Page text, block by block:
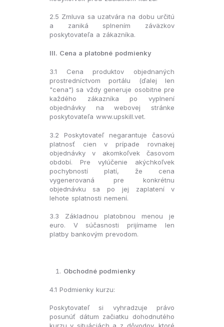
2.5 Zmluva sa uzatvára na dobu určitú
a zaniká splnením záväzkov
poskytovateľa a zákazníka.
III. Cena a platobné podmienky
3.1 Cena produktov objednaných
prostredníctvom portálu (ďalej len
"cena") sa vždy generuje osobitne pre
každého zákazníka po vyplnení
objednávky na webovej stránke
poskytovateľa www.upskill.vet.
3.2 Poskytovateľ negarantuje časovú
platnosť cien v prípade rovnakej
objednávky v akomkoľvek časovom
období. Pre vylúčenie akýchkoľvek
pochybností platí, že cena
vygenerovaná pre konkrétnu
objednávku sa po jej zaplatení v
lehote splatnosti nemení.
3.3 Základnou platobnou menou je
euro. V súčasnosti prijímame len
platby bankovým prevodom.
Obchodné podmienky
4.1 Podmienky kurzu:
Poskytovateľ si vyhradzuje právo
posunúť dátum začiatku dohodnutého